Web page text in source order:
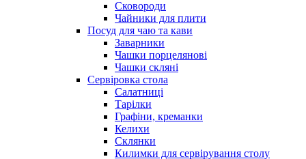
Сковороди
Чайники для плити
Посуд для чаю та кави
Заварники
Чашки порцелянові
Чашки скляні
Сервіровка стола
Салатниці
Тарілки
Графіни, креманки
Келихи
Склянки
Килимки для сервірування столу